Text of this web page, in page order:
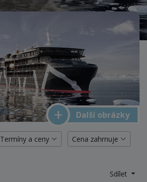
Další obrázky
Termíny a ceny
Cena zahrnuje
Sdílet